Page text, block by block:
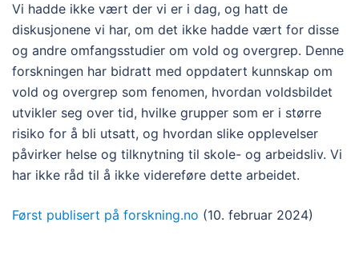
Vi hadde ikke vært der vi er i dag, og hatt de
diskusjonene vi har, om det ikke hadde vært for disse
og andre omfangsstudier om vold og overgrep. Denne
forskningen har bidratt med oppdatert kunnskap om
vold og overgrep som fenomen, hvordan voldsbildet
utvikler seg over tid, hvilke grupper som er i større
risiko for å bli utsatt, og hvordan slike opplevelser
påvirker helse og tilknytning til skole- og arbeidsliv. Vi
har ikke råd til å ikke videreføre dette arbeidet.
Først publisert på forskning.no (10. februar 2024)